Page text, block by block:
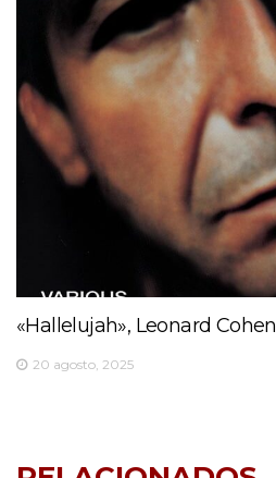
«Hallelujah», Leonard Cohen
20 agosto, 2025